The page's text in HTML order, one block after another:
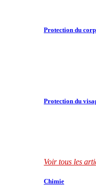
Protection du
Protection du
Voir tous les
Chimie